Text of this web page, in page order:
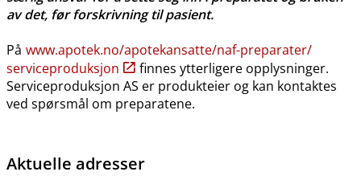
av det, før forskrivning til pasient.
På www.apotek.no​/​apotekansatte​/​naf-preparater​/​
serviceproduksjon
finnes ytterligere opplysninger.
Serviceproduksjon AS er produkteier og kan kontaktes
ved spørsmål om preparatene.
Aktuelle adresser